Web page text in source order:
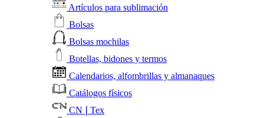
Artículos para sublimación
Bolsas
Bolsas mochilas
Botellas, bidones y termos
Calendarios, alfombrillas y almanaques
Catálogos físicos
CN❘Tex